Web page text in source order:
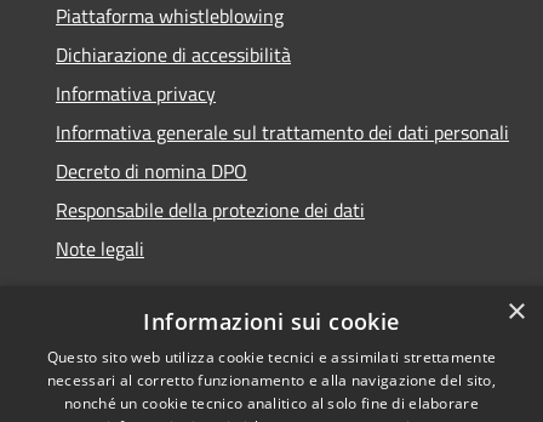
Piattaforma whistleblowing
Dichiarazione di accessibilità
Informativa privacy
Informativa generale sul trattamento dei dati personali
Decreto di nomina DPO
Responsabile della protezione dei dati
Note legali
RSS
Accessibilità
© 2021 - 2026 Comune di
Chiavari -Area Riservata
×
Informazioni sui cookie
Questo sito web utilizza cookie tecnici e assimilati strettamente
necessari al corretto funzionamento e alla navigazione del sito,
nonché un cookie tecnico analitico al solo fine di elaborare